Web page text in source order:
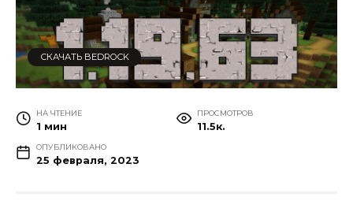
СКАЧАТЬ BEDROCK
НА ЧТЕНИЕ
1 мин
ПРОСМОТРОВ
11.5к.
ОПУБЛИКОВАНО
25 февраля, 2023